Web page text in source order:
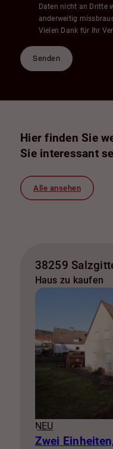
Daten nicht an Dritte
anderweitig
Vielen Dank für Ihr
Senden
Hier finden Sie
Sie interessant
Alle ansehen
38259
Haus zu kaufen
NEU
Zwei